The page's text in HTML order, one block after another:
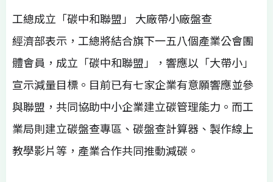
工總成立「碳中和聯盟」 大廠帶小廠盤查
經濟部表示，工總將結合旗下一五八個產業公會團
體會員，成立「碳中和聯盟」，響應以「大帶小」
宣示減量目標。目前已有七家企業有意願響應並參
與聯盟，共同協助中小企業建立碳管理能力。而工
業局則建立碳盤查專區、碳盤查計算器、製作線上
教學影片等，產業合作共同推動減碳。